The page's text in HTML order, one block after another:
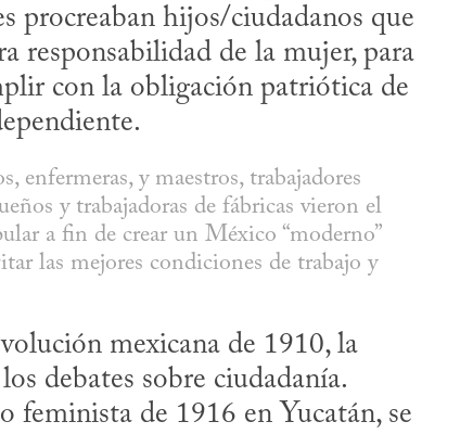
procreaban hijos/ciudadanos que
responsabilidad de la mujer, para
con la obligación patriótica de
enfermeras, y maestros, trabajadores
y trabajadoras de fábricas vieron el
a fin de crear un México “moderno”
las mejores condiciones de trabajo y
mexicana de 1910, la
debates sobre ciudadanía.